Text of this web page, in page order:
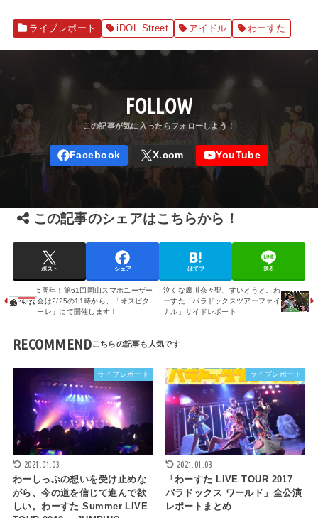
ライブレポート iDOL Street アイドル わーすた
FOLLOW
この記事のシェアはこちらから！
ポスト シェア はてブ 送る
5周年！第61回岡山スマホユーザー
会は2/25の11時から、「オスピタ
ーレ」にて開催します！
泣くな廣川奈々聖、すいとうと。わ
ーすた「パラドックスツアーファイ
ナル」サイドレポート
RECOMMEND
ライブレポート
2021.01.03
わーしっぷの想いを受け止めな
がら、今の道を信じて進んで欲
しい。わーすた Summer LIVE
ライブレポート
2021.01.03
「わーすた LIVE TOUR 2017
パラドックス ワールド」全公演
レポートまとめ